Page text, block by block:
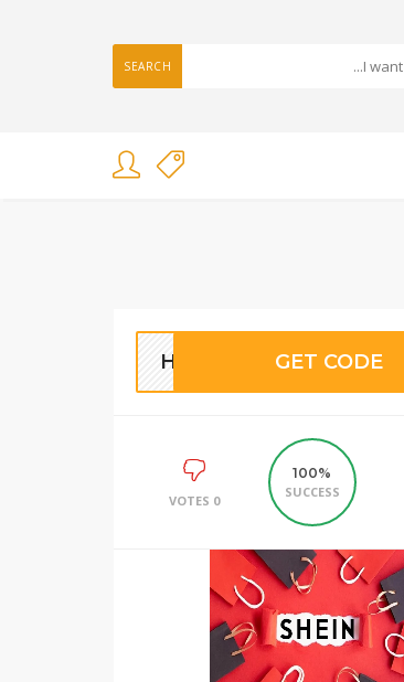
SEARCH
GET CODE
100%
SUCCESS
0 VOTES